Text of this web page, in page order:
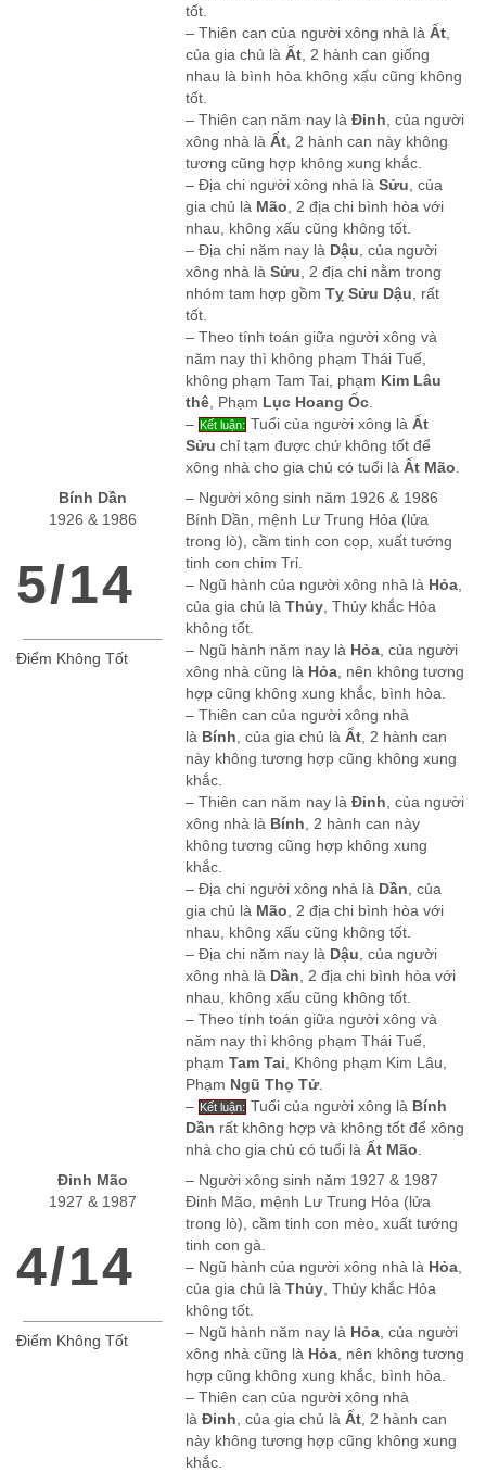
tốt.
– Thiên can của người xông nhà là Ất
của gia chủ là Ất , 2 hành can giống
nhau là bình hòa không xấu cũng không
tốt.
– Thiên can năm nay là Đinh , của người
xông nhà là Ất , 2 hành can này không
tương cũng hợp không xung khắc.
– Địa chi người xông nhà là Sửu , của
gia chủ là Mão , 2 địa chi bình hòa với
nhau, không xấu cũng không tốt.
– Địa chi năm nay là Dậu , của người
xông nhà là Sửu , 2 địa chi nằm trong
nhóm tam hợp gồm Tỵ Sửu Dậu , rất
tốt.
– Theo tính toán giữa người xông và
năm nay thì không phạm Thái Tuế,
không phạm Tam Tai, phạm Kim Lâu
thê , Phạm Lục Hoang Ốc
– Kết luận: Tuổi của người xông là Ất
Sửu chỉ tạm được chứ không tốt để
xông nhà cho gia chủ có tuổi là Ất Mão
Bính Dần
1926 & 1986
5/14
Điểm Không Tốt
– Người xông sinh năm 1926 & 1986
Bính Dần, mệnh Lư Trung Hỏa (lửa
trong lò), cầm tinh con cọp, xuất tướng
tinh con chim Trỉ.
– Ngũ hành của người xông nhà là Hỏa
của gia chủ là Thủy , Thủy khắc Hỏa
không tốt.
– Ngũ hành năm nay là Hỏa , của người
xông nhà cũng là Hỏa , nên không tương
hợp cũng không xung khắc, bình hòa.
– Thiên can của người xông nhà
là Bính , của gia chủ là Ất , 2 hành can
này không tương hợp cũng không xung
khắc.
– Thiên can năm nay là Đinh , của người
xông nhà là Bính , 2 hành can này
không tương cũng hợp không xung
khắc.
– Địa chi người xông nhà là Dần , của
gia chủ là Mão , 2 địa chi bình hòa với
nhau, không xấu cũng không tốt.
– Địa chi năm nay là Dậu , của người
xông nhà là Dần , 2 địa chi bình hòa với
nhau, không xấu cũng không tốt.
– Theo tính toán giữa người xông và
năm nay thì không phạm Thái Tuế,
phạm Tam Tai , Không phạm Kim Lâu,
Phạm Ngũ Thọ Tử.
– Kết luận: Tuổi của người xông là Bính
Dần rất không hợp và không tốt để xông
nhà cho gia chủ có tuổi là Ất Mão
Đinh Mão
1927 & 1987
4/14
Điểm Không Tốt
– Người xông sinh năm 1927 & 1987
Đinh Mão, mệnh Lư Trung Hỏa (lửa
trong lò), cầm tinh con mèo, xuất tướng
tinh con gà.
– Ngũ hành của người xông nhà là Hỏa
của gia chủ là Thủy , Thủy khắc Hỏa
không tốt.
– Ngũ hành năm nay là Hỏa , của người
xông nhà cũng là Hỏa , nên không tương
hợp cũng không xung khắc, bình hòa.
– Thiên can của người xông nhà
là Đinh , của gia chủ là Ất , 2 hành can
này không tương hợp cũng không xung
khắc.